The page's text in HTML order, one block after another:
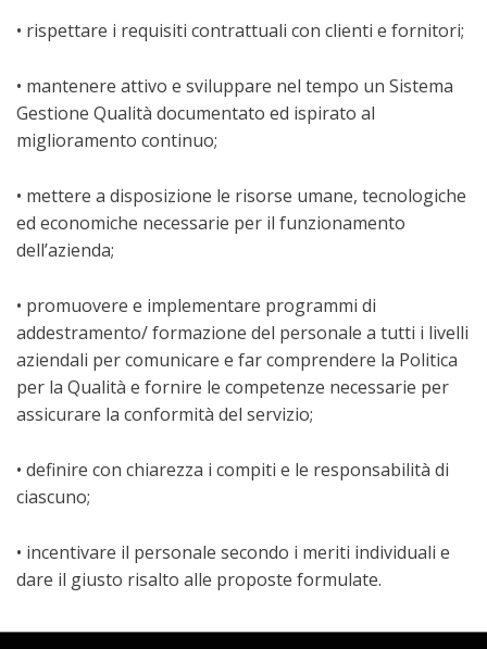
• rispettare i requisiti contrattuali con clienti e fornitori;
• mantenere attivo e sviluppare nel tempo un Sistema
Gestione Qualità documentato ed ispirato al
miglioramento continuo;
• mettere a disposizione le risorse umane, tecnologiche
ed economiche necessarie per il funzionamento
dell’azienda;
• promuovere e implementare programmi di
addestramento/ formazione del personale a tutti i livelli
aziendali per comunicare e far comprendere la Politica
per la Qualità e fornire le competenze necessarie per
assicurare la conformità del servizio;
• definire con chiarezza i compiti e le responsabilità di
ciascuno;
• incentivare il personale secondo i meriti individuali e
dare il giusto risalto alle proposte formulate.